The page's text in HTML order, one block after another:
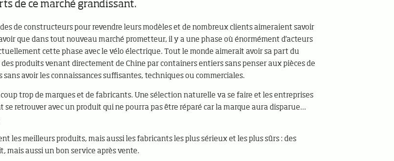
de ce marché grandissant.
de constructeurs pour revendre leurs modèles et de nombreux clients aimeraient savoir
que dans tout nouveau marché prometteur, il y a une phase où énormément d'acteurs
cette phase avec le vélo électrique. Tout le monde aimerait avoir sa part du
produits venant directement de Chine par containers entiers sans penser aux pièces de
avoir les connaissances suffisantes, techniques ou commerciales.
trop de marques et de fabricants. Une sélection naturelle va se faire et les entreprises
se retrouver avec un produit qui ne pourra pas être réparé car la marque aura disparue...
les meilleurs produits, mais aussi les fabricants les plus sérieux et les plus sûrs : des
mais aussi un bon service après vente.